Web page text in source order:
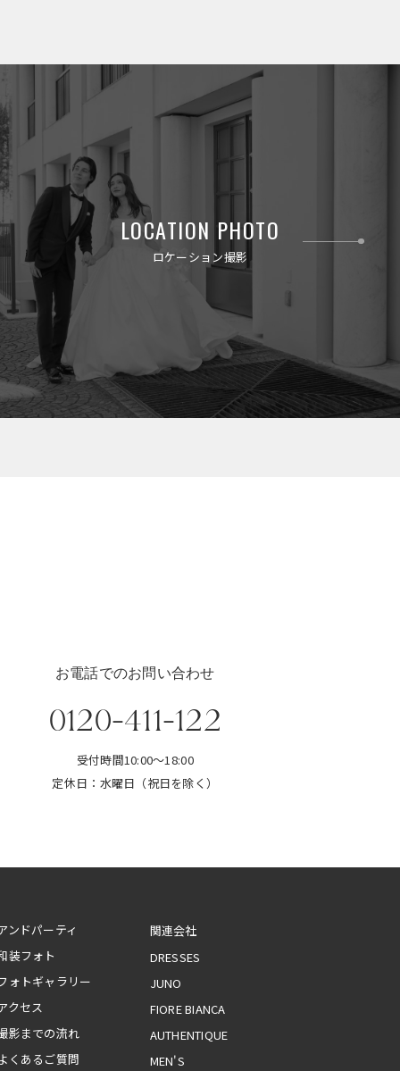
LOCATION PHOTO
ロケーション撮影
お電話でのお問い合わせ
0120-411-122
受付時間10:00～18:00
定休日：水曜日（祝日を除く）
ンドパーティ
装フォト
ォトギャラリー
クセス
影までの流れ
くあるご質問
DRESSES
JUNO
FIORE BIANCA
AUTHENTIQUE
MEN'S